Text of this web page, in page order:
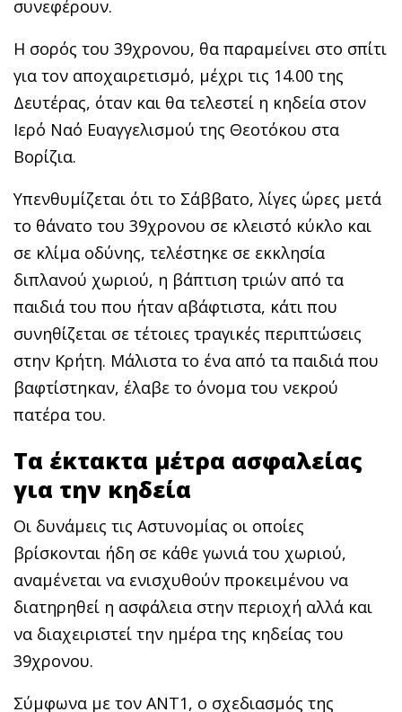
συνεφέρουν.
Η σορός του 39χρονου, θα παραμείνει στο σπίτι
για τον αποχαιρετισμό, μέχρι τις 14.00 της
Δευτέρας, όταν και θα τελεστεί η κηδεία στον
Ιερό Ναό Ευαγγελισμού της Θεοτόκου στα
Βορίζια.
Υπενθυμίζεται ότι το Σάββατο, λίγες ώρες μετά
το θάνατο του 39χρονου σε κλειστό κύκλο και
σε κλίμα οδύνης, τελέστηκε σε εκκλησία
διπλανού χωριού, η βάπτιση τριών από τα
παιδιά του που ήταν αβάφτιστα, κάτι που
συνηθίζεται σε τέτοιες τραγικές περιπτώσεις
στην Κρήτη. Μάλιστα το ένα από τα παιδιά που
βαφτίστηκαν, έλαβε το όνομα του νεκρού
πατέρα του.
Τα έκτακτα μέτρα ασφαλείας
για την κηδεία
Οι δυνάμεις τις Αστυνομίας οι οποίες
βρίσκονται ήδη σε κάθε γωνιά του χωριού,
αναμένεται να ενισχυθούν προκειμένου να
διατηρηθεί η ασφάλεια στην περιοχή αλλά και
να διαχειριστεί την ημέρα της κηδείας του
39χρονου.
Σύμφωνα με τον ΑΝΤ1, ο σχεδιασμός της